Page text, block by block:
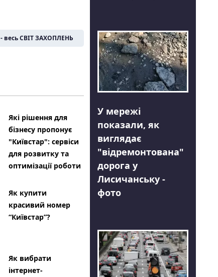
- весь СВІТ ЗАХОПЛЕНЬ
Які рішення для
бізнесу пропонує
"Київстар": сервіси
для розвитку та
оптимізації роботи
Як купити
красивий номер
“Київстар”?
Як вибрати
інтернет-
У мережі
показали, як
виглядає
"відремонтована"
дорога у
Лисичанську -
фото